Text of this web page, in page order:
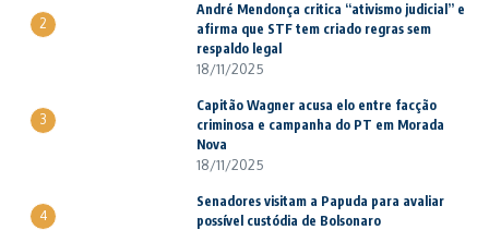
2
André Mendonça critica “ativismo judicial” e
afirma que STF tem criado regras sem
respaldo legal
18/11/2025
3
Capitão Wagner acusa elo entre facção
criminosa e campanha do PT em Morada
Nova
18/11/2025
4
Senadores visitam a Papuda para avaliar
possível custódia de Bolsonaro